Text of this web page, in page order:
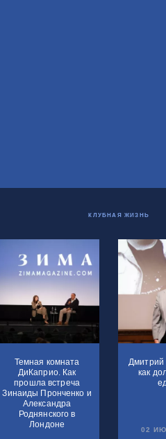
КЛУБНАЯ ЖИЗНЬ
Темная комната
ДиКаприо. Как
прошла встреча
Зинаиды Пронченко и
Александра
Роднянского в
Лондоне
Дмитрий
как
02